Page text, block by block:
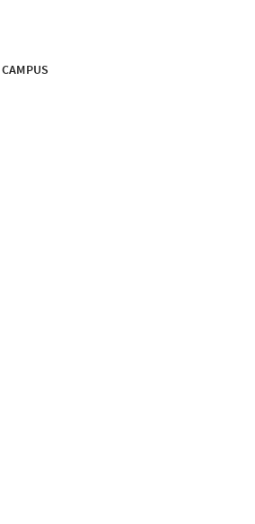
CAMPUS